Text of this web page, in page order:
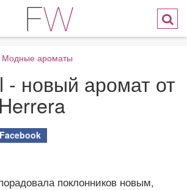
Модные ароматы
- новый аромат от
Facebook
поклонников новым,